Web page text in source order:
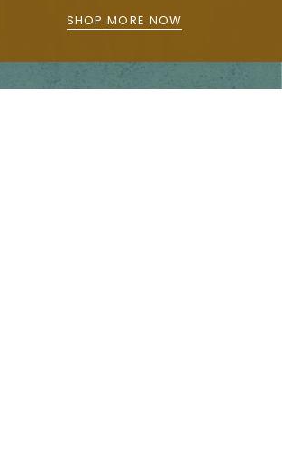
SHOP MORE NOW